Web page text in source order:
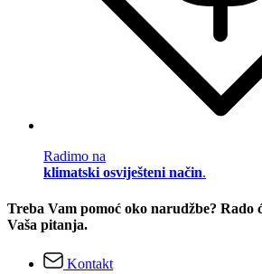
Radimo na
klimatski osviješteni način.
Treba Vam pomoć oko narudžbe? Rado
Vaša pitanja.
Kontakt